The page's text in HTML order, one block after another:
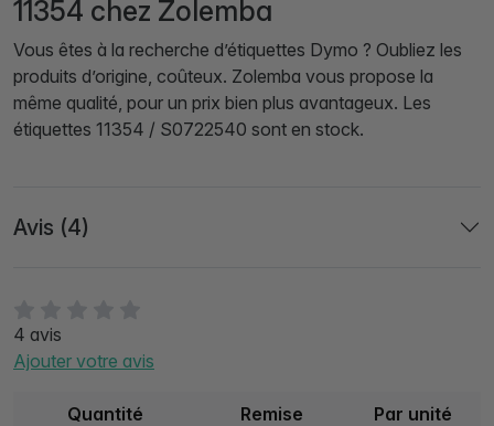
4 avis
Ajouter votre avis
Quantité Remise Par unité
11354 chez Zolemba
Vous êtes à la recherche d’étiquettes Dymo ? Oubliez les
produits d’origine, coûteux. Zolemba vous propose la
même qualité, pour un prix bien plus avantageux. Les
étiquettes 11354 / S0722540 sont en stock.
Avis (4)